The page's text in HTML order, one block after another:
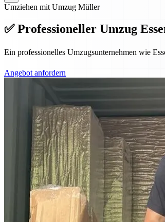
Umziehen mit Umzug Müller
✅ Professioneller Umzug
Ein professionelles Umzugsunternehmen wie
Angebot anfordern